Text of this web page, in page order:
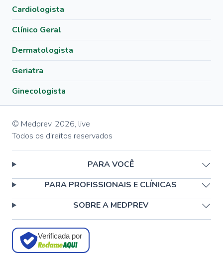
Cardiologista
Clínico Geral
Dermatologista
Geriatra
Ginecologista
© Medprev, 2026, live
Todos os direitos reservados
PARA VOCÊ
PARA PROFISSIONAIS E CLÍNICAS
SOBRE A MEDPREV
Verificada por